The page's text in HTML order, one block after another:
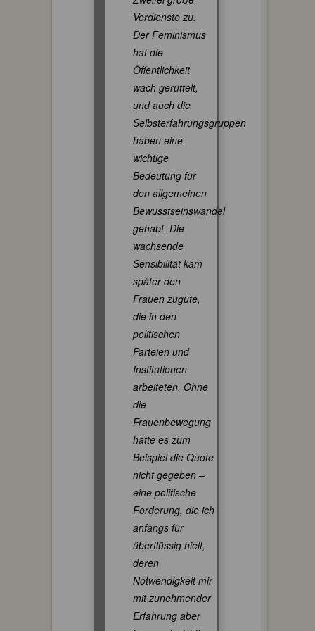
Verdienste zu.
Der Feminismus
hat die
Öffentlichkeit
wach gerüttelt,
und auch die
Selbsterfahrungsgruppen
haben eine
wichtige
Bedeutung für
den allgemeinen
Bewusstseinswandel
gehabt. Die
wachsende
Sensibilität kam
später den
Frauen zugute,
die in den
politischen
Parteien und
Institutionen
arbeiteten. Ohne
die
Frauenbewegung
hätte es zum
Beispiel die Quote
nicht gegeben –
eine politische
Forderung, die ich
anfangs für
überflüssig hielt,
deren
Notwendigkeit mir
mit zunehmender
Erfahrung aber